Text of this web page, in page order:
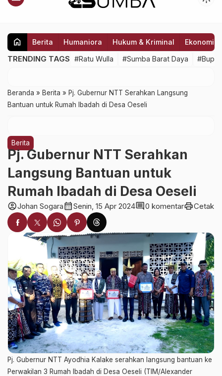
home Berita Humaniora Hukum & Kriminal Ekonomi
TRENDING TAGS #Ratu Wulla #Sumba Barat Daya
Beranda » Berita » Pj. Gubernur NTT Serahkan Langsung
Bantuan untuk Rumah Ibadah di Desa Oeseli
Berita
Pj. Gubernur NTT Serahkan
Langsung Bantuan untuk
Rumah Ibadah di Desa Oeseli
account_circleJohan Sogaracalendar_monthSenin, 15 Apr 2024comment0 komentarprintCetak
Pj. Gubernur NTT Ayodhia Kalake serahkan langsung bantuan ke
Perwakilan 3 Rumah Ibadah di Desa Oeseli (TIM/Alexander